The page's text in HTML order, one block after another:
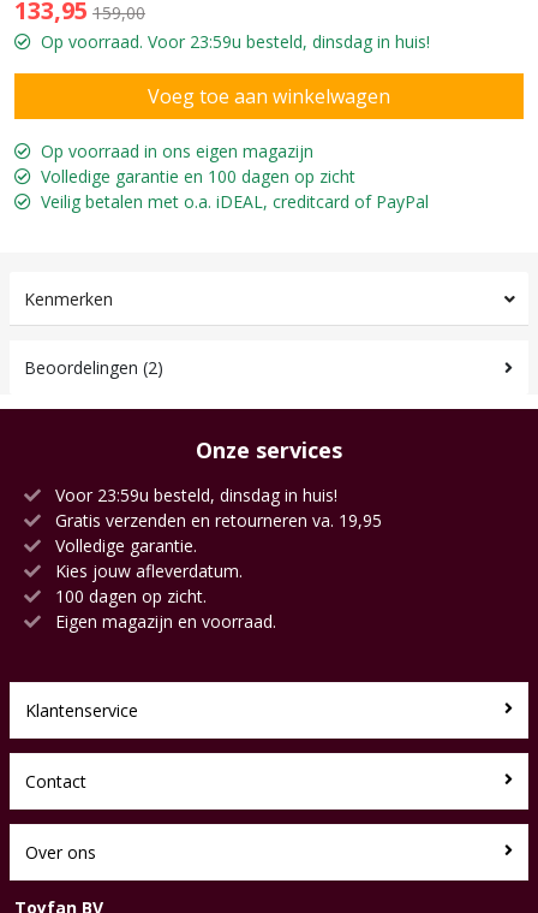
133,95 159,00
Op voorraad. Voor 23:59u besteld, dinsdag in huis!
Op voorraad in ons eigen magazijn
Volledige garantie en 100 dagen op zicht
Veilig betalen met o.a. iDEAL, creditcard of PayPal
Kenmerken
Beoordelingen (2)
Onze services
Voor 23:59u besteld, dinsdag in huis!
Gratis verzenden en retourneren va. 19,95
Volledige garantie.
Kies jouw afleverdatum.
100 dagen op zicht.
Eigen magazijn en voorraad.
Klantenservice
Contact
Over ons
Toyfan BV